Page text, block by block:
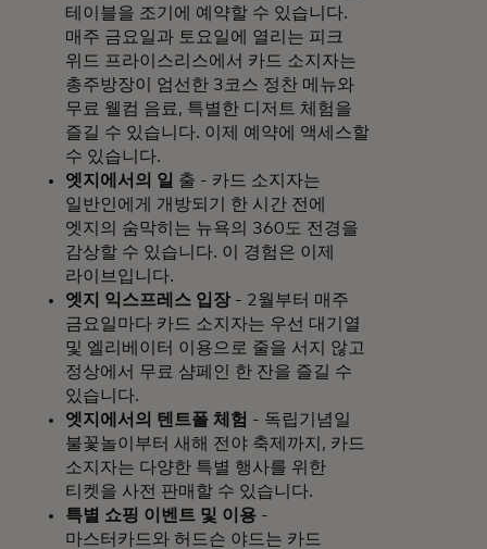
테이블을 조기에 예약할 수 있습니다.
매주 금요일과 토요일에 열리는 피크
위드 프라이스리스에서 카드 소지자는
총주방장이 엄선한 3코스 정찬 메뉴와
무료 웰컴 음료, 특별한 디저트 체험을
즐길 수 있습니다. 이제 예약에 액세스할
수 있습니다.
엣지에서의 일 출 - 카드 소지자는
일반인에게 개방되기 한 시간 전에
엣지의 숨막히는 뉴욕의 360도 전경을
감상할 수 있습니다. 이 경험은 이제
라이브입니다.
엣지 익스프레스 입장- 2월부터 매주
금요일마다 카드 소지자는 우선 대기열
및 엘리베이터 이용으로 줄을 서지 않고
정상에서 무료 샴페인 한 잔을 즐길 수
있습니다.
엣지에서의 텐트폴 체험 - 독립기념일
불꽃놀이부터 새해 전야 축제까지, 카드
소지자는 다양한 특별 행사를 위한
티켓을 사전 판매할 수 있습니다.
특별 쇼핑 이벤트 및 이용 -
마스터카드와 허드슨 야드는 카드